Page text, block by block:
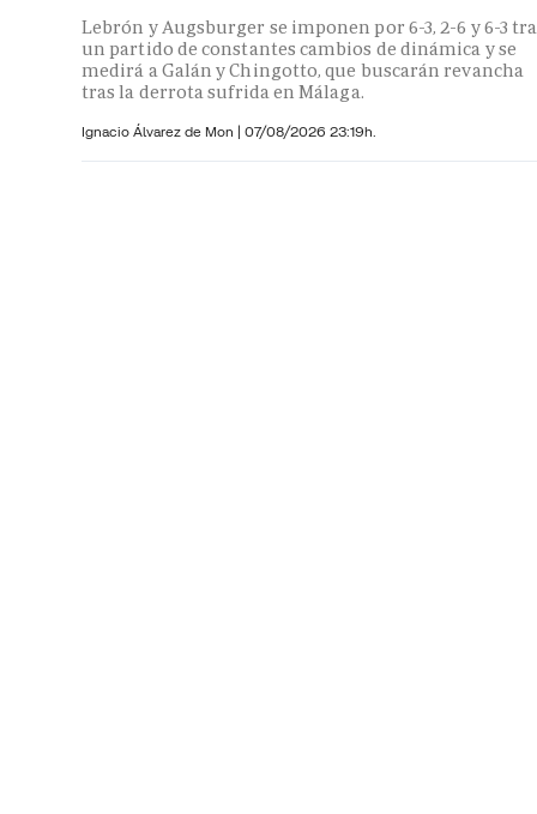
Lebrón y Augsburger se imponen por 6-3, 2-6 y 6-3
un partido de constantes cambios de dinámica y se
medirá a Galán y Chingotto, que buscarán revancha
tras la derrota sufrida en Málaga.
Ignacio Álvarez de Mon | 07/08/2026 23:19h.